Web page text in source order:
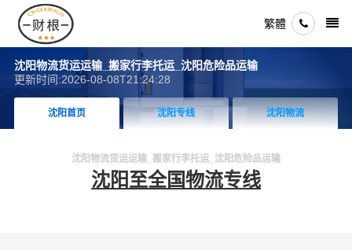
繁體
沈阳物流货运运输_搬家行李托运_沈阳危险品运输
更新时间:2026-08-08T21:24:28
沈阳首页 沈阳专线 沈阳物流
沈阳物流货运运输_搬家行李托运_沈阳危险品运输
沈阳至全国物流专线